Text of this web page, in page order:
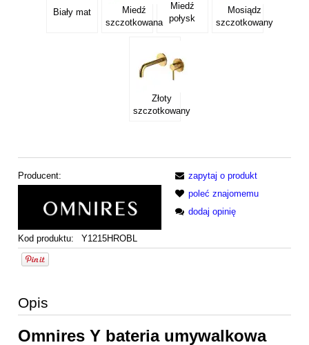
Biały mat
Miedź
szczotkowana
Miedź
połysk
Mosiądz
szczotkowany
Złoty
szczotkowany
Producent:
Kod produktu: Y1215HROBL
zapytaj o produkt
poleć znajomemu
dodaj opinię
Opis
Omnires Y bateria umywalkowa